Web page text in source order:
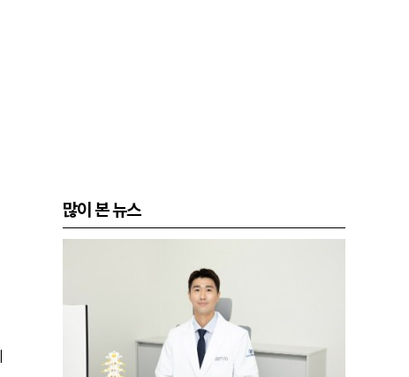
많이 본 뉴스